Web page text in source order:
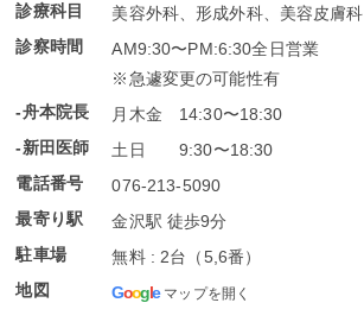
診療科目
美容外科、形成外科、美容皮膚科
診察時間
AM9:30〜PM:6:30全日営業
※急遽変更の可能性有
-舟本院長
月木金 14:30〜18:30
-新田医師
土日 9:30〜18:30
電話番号
076-213-5090
最寄り駅
金沢駅 徒歩9分
駐車場
無料 : 2台（5,6番）
地図
Google マップを開く